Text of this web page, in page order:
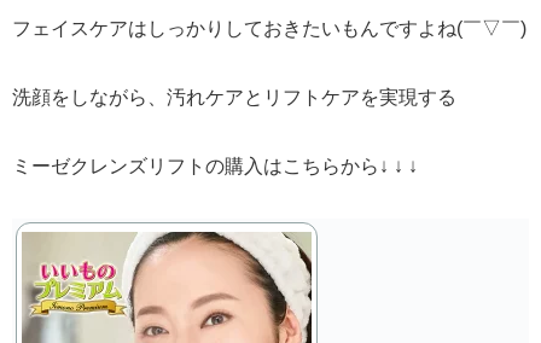
フェイスケアはしっかりしておきたいもんですよね(￣▽￣)
洗顔をしながら、汚れケアとリフトケアを実現する
ミーゼクレンズリフトの購入はこちらから↓ ↓ ↓